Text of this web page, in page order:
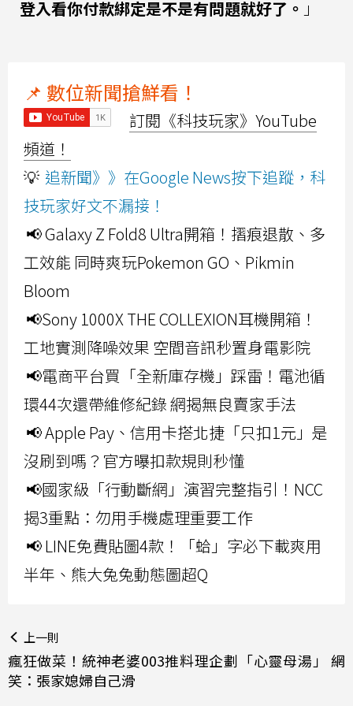
登入看你付款綁定是不是有問題就好了。 」
📌 數位新聞搶鮮看！
訂閱《科技玩家》YouTube
頻道！
💡 追新聞》》在Google News按下追蹤，科
技玩家好文不漏接！
📢 Galaxy Z Fold8 Ultra開箱！摺痕退散、多
工效能 同時爽玩Pokemon GO、Pikmin
Bloom
📢Sony 1000X THE COLLEXION耳機開箱！
工地實測降噪效果 空間音訊秒置身電影院
📢電商平台買「全新庫存機」踩雷！電池循
環44次還帶維修紀錄 網揭無良賣家手法
📢 Apple Pay、信用卡搭北捷「只扣1元」是
沒刷到嗎？官方曝扣款規則秒懂
📢國家級「行動斷網」演習完整指引！NCC
揭3重點：勿用手機處理重要工作
📢 LINE免費貼圖4款！「蛤」字必下載爽用
半年、熊大兔兔動態圖超Q
上一則
瘋狂做菜！統神老婆003推料理企劃「心靈母湯」 網
笑：張家媳婦自己滑